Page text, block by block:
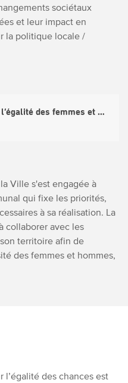
sociétaux
et leur impact en
la politique locale /
Charte européenne pour l’égalité des femmes et des hommes dans la vie locale
Ville s'est engagée à
qui fixe les priorités,
à sa réalisation. La
collaborer avec les
territoire afin de
des femmes et hommes,
l’égalité des chances est